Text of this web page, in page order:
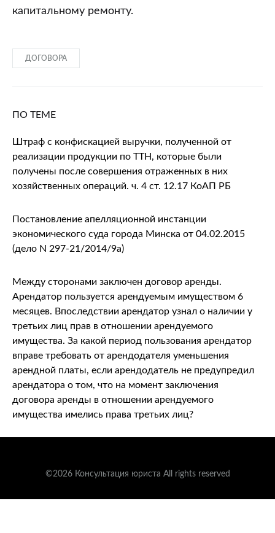
капитальному ремонту.
ДОГОВОРА
ПО ТЕМЕ
Штраф с конфискацией выручки, полученной от
реализации продукции по ТТН, которые были
получены после совершения отраженных в них
хозяйственных операций. ч. 4 ст. 12.17 КоАП РБ
Постановление апелляционной инстанции
экономического суда города Минска от 04.02.2015
(дело N 297-21/2014/9а)
Между сторонами заключен договор аренды.
Арендатор пользуется арендуемым имуществом 6
месяцев. Впоследствии арендатор узнал о наличии у
третьих лиц прав в отношении арендуемого
имущества. За какой период пользования арендатор
вправе требовать от арендодателя уменьшения
арендной платы, если арендодатель не предупредил
арендатора о том, что на момент заключения
договора аренды в отношении арендуемого
имущества имелись права третьих лиц?
©2026 Консультация юриста All rights reserved